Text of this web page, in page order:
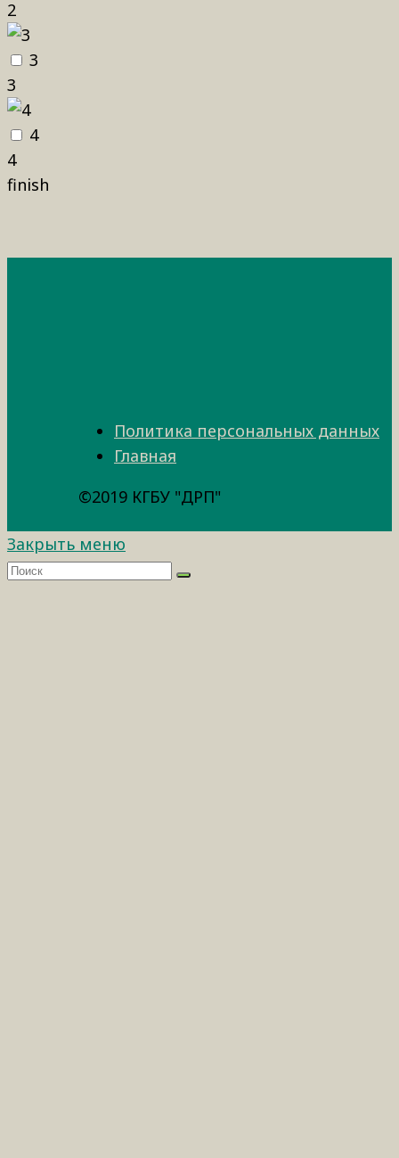
2
3
3
4
4
finish
Политика персональных данных
Главная
©2019 КГБУ "ДРП"
Закрыть меню